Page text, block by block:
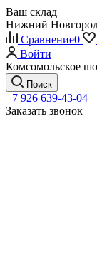
Ваш склад
Нижний
Сравнение0
Войти
Комсомольское
Поиск
+7 926 639-43-04
Заказать звонок